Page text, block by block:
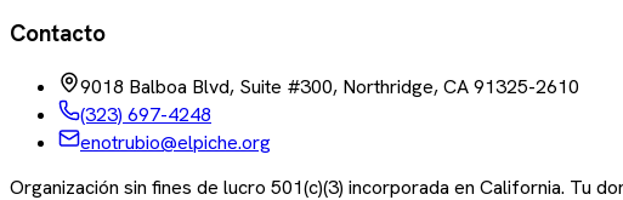
Contacto
9018 Balboa Blvd, Suite #300, Northridge, CA 91325-2610
(323) 697-4248
enotrubio@elpiche.org
Organización sin fines de lucro 501(c)(3) incorporada en California. Tu